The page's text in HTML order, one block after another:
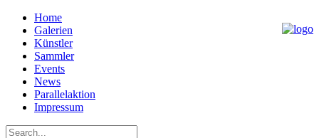
Home
Galerien
Künstler
Sammler
Events
News
Parallelaktion
Impressum